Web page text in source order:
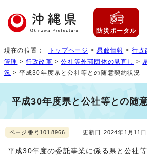
防災ポータル
現在の位置： トップページ > 県政情報 > 行政
管理 >行政改革 >公社等外郭団体の見直し >
況 > 平成30年度県と公社等との随意契約状況
平成30年度県と公社等との随
ページ番号1018966 更新日 2024年1月11日
平成30年度の委託事業に係る県と公社